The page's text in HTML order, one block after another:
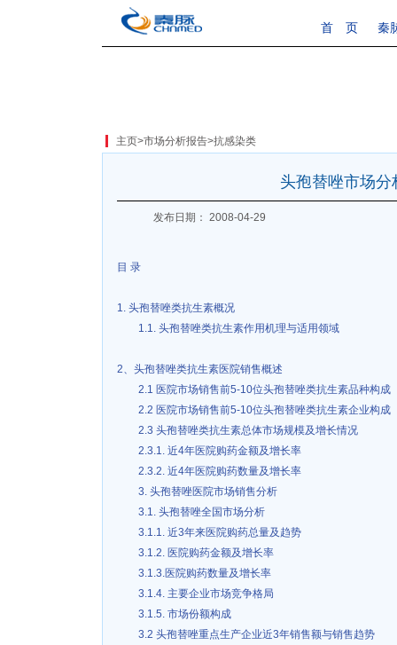
首 页 秦
主页>市场分析报告>抗感染类
头孢替唑市场分
发布日期： 2008-04-29
目 录
1. 头孢替唑类抗生素概况
1.1. 头孢替唑类抗生素作用机理与适用领域
2、头孢替唑类抗生素医院销售概述
2.1 医院市场销售前5-10位头孢替唑类抗生素品种构成
2.2 医院市场销售前5-10位头孢替唑类抗生素企业构成
2.3 头孢替唑类抗生素总体市场规模及增长情况
2.3.1. 近4年医院购药金额及增长率
2.3.2. 近4年医院购药数量及增长率
3. 头孢替唑医院市场销售分析
3.1. 头孢替唑全国市场分析
3.1.1. 近3年来医院购药总量及趋势
3.1.2. 医院购药金额及增长率
3.1.3.医院购药数量及增长率
3.1.4. 主要企业市场竞争格局
3.1.5. 市场份额构成
3.2 头孢替唑重点生产企业近3年销售额与销售趋势